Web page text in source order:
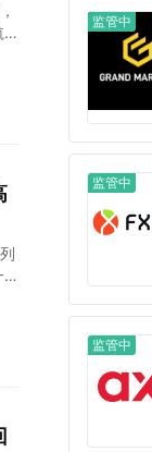
监管中
监管中
监管中